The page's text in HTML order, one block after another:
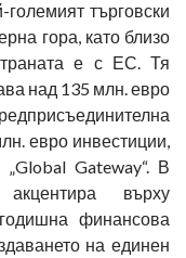
търговски
гора, като близо
е с ЕС. Тя
над 135 млн. евро
евро инвестиции,
Gateway“. В
върху
финансова
на единен